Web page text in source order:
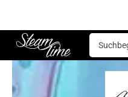
Steam time
Spirituosen Vodka